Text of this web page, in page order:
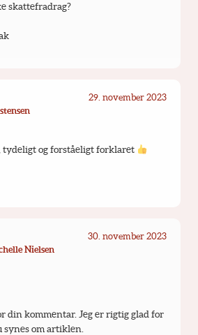
skattefradrag?
29. november 2023
tydeligt og forståeligt forklaret
Nielsen
30. november 2023
din kommentar. Jeg er rigtig glad for
synes om artiklen.